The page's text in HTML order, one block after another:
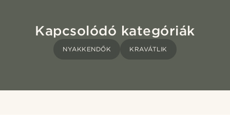
Kapcsolódó kategóriák
NYAKKENDŐK KRAVÁTLIK